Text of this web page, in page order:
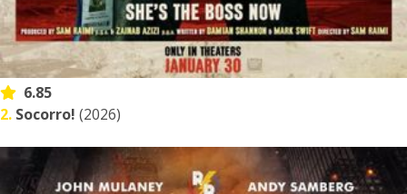
6.85
2. Socorro! (2026)